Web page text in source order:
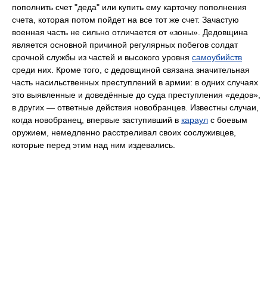
пополнить счет "деда" или купить ему карточку пополнения
счета, которая потом пойдет на все тот же счет. Зачастую
военная часть не сильно отличается от «зоны». Дедовщина
является основной причиной регулярных побегов солдат
срочной службы из частей и высокого уровня самоубийств
среди них. Кроме того, с дедовщиной связана значительная
часть насильственных преступлений в армии: в одних случаях
это выявленные и доведённые до суда преступления «дедов»,
в других — ответные действия новобранцев. Известны случаи,
когда новобранец, впервые заступивший в караул с боевым
оружием, немедленно расстреливал своих сослуживцев,
которые перед этим над ним издевались.